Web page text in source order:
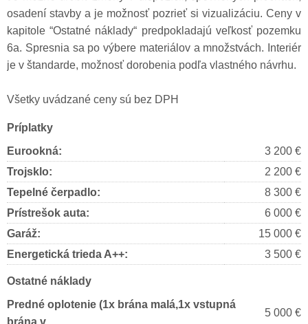
osadení stavby a je možnosť pozrieť si vizualizáciu. Ceny v
kapitole “Ostatné náklady“ predpokladajú veľkosť pozemku
6a. Spresnia sa po výbere materiálov a množstvách. Interiér
je v štandarde, možnosť dorobenia podľa vlastného návrhu.
Všetky uvádzané ceny sú bez DPH
Príplatky
Eurookná:
3 200 €
Trojsklo:
2 200 €
Tepelné čerpadlo:
8 300 €
Prístrešok auta:
6 000 €
Garáž:
15 000 €
Energetická trieda A++:
3 500 €
Ostatné náklady
Predné oplotenie (1x brána malá,1x vstupná
brána v
5 000 €